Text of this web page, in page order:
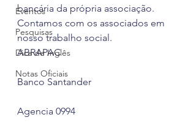
Eventos
Pesquisas
Dica de Inglês
Notas Oficiais
bancária da própria associação.
Contamos com os associados em
nosso trabalho social.
ABRAPAC
Banco Santander
Agencia 0994